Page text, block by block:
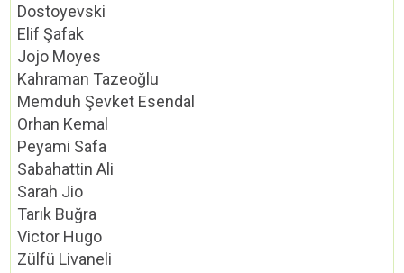
Dostoyevski
Elif Şafak
Jojo Moyes
Kahraman Tazeoğlu
Memduh Şevket Esendal
Orhan Kemal
Peyami Safa
Sabahattin Ali
Sarah Jio
Tarık Buğra
Victor Hugo
Zülfü Livaneli